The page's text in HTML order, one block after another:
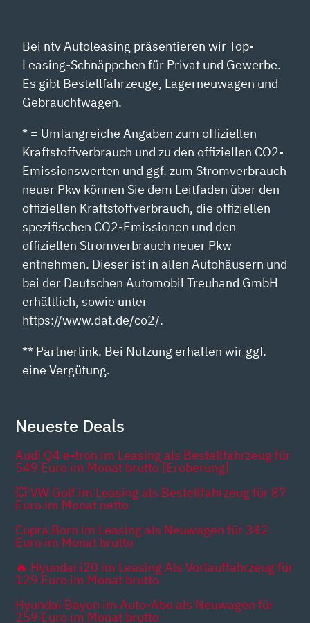
Bei ntv Autoleasing präsentieren wir Top-
Leasing-Schnäppchen für Privat und Gewerbe.
Es gibt Bestellfahrzeuge, Lagerneuwagen und
Gebrauchtwagen.
* = Umfangreiche Angaben zum offiziellen
Kraftstoffverbrauch und zu den offiziellen CO2-
Emissionswerten und ggf. zum Stromverbrauch
neuer Pkw können Sie dem Leitfaden über den
offiziellen Kraftstoffverbrauch, die offiziellen
spezifischen CO2-Emissionen und den
offiziellen Stromverbrauch neuer Pkw
entnehmen. Dieser ist in allen Autohäusern und
bei der Deutschen Automobil Treuhand GmbH
erhältlich, sowie unter
https://www.dat.de/co2/.
** Partnerlink. Bei Nutzung erhalten wir ggf.
eine Vergütung.
Neueste Deals
Audi Q4 e-tron im Leasing als Bestellfahrzeug für
549 Euro im Monat brutto [Eroberung]
💥 VW Golf im Leasing als Bestellfahrzeug für 87
Euro im Monat netto
Cupra Born im Leasing als Neuwagen für 342
Euro im Monat brutto
🔥 Hyundai i20 im Leasing Als Vorlauffahrzeug für
129 Euro im Monat brutto
Hyundai Bayon im Auto-Abo als Neuwagen für
259 Euro im Monat brutto